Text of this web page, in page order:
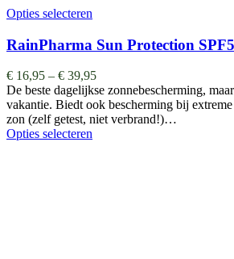
Opties selecteren
RainPharma Sun Protection
€ 16,95 – € 39,95
De beste dagelijkse zonnebescherming,
vakantie. Biedt ook bescherming bij
zon (zelf getest, niet verbrand!)…
Opties selecteren